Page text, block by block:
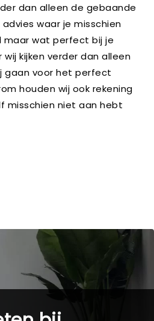
dan alleen de gebaande
waar je misschien
wat perfect bij je
kijken verder dan alleen
gaan voor het perfect
houden wij ook rekening
misschien niet aan hebt